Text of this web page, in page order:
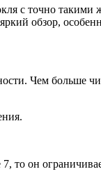
с точно
обзор,
то он